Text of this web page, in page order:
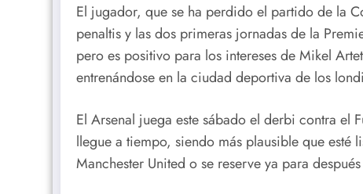
El jugador, que se ha perdido el partido de la
penaltis y las dos primeras jornadas de la
pero es positivo para los intereses de Mikel
entrenándose en la ciudad deportiva de los
El Arsenal juega este sábado el derbi contra el
llegue a tiempo, siendo más plausible que
Manchester United o se reserve ya para